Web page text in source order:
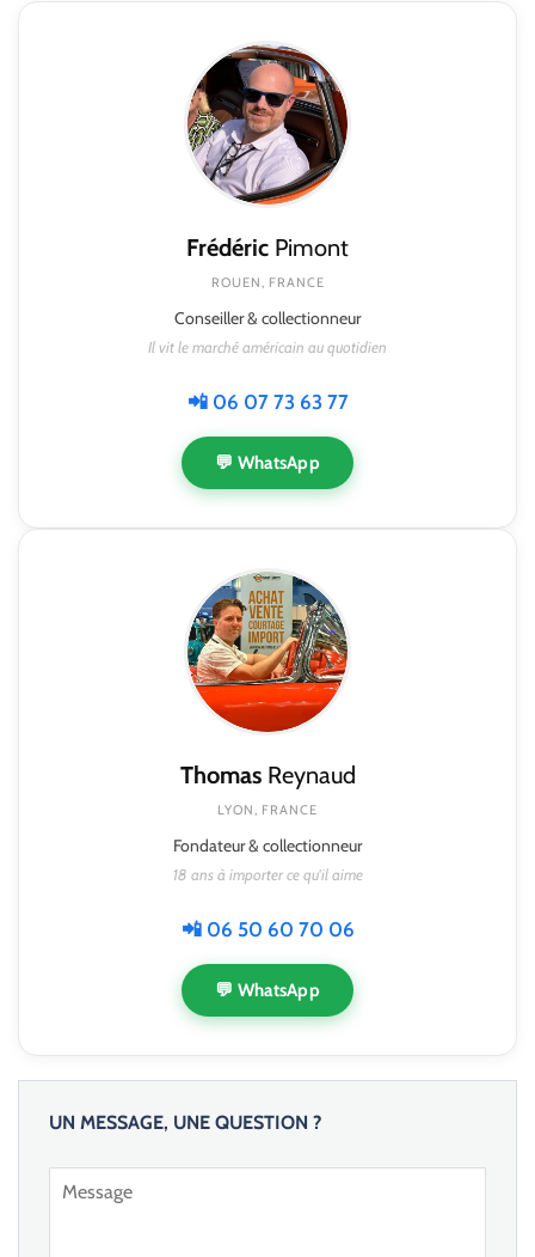
Frédéric Pimont
ROUEN, FRANCE
Conseiller & collectionneur
Il vit le marché américain au quotidien
📲 06 07 73 63 77
💬 WhatsApp
ThomasReynaud
LYON, FRANCE
Fondateur & collectionneur
18 ans à importer ce qu'il aime
📲 06 50 60 70 06
💬 WhatsApp
UN MESSAGE, UNE QUESTION ?